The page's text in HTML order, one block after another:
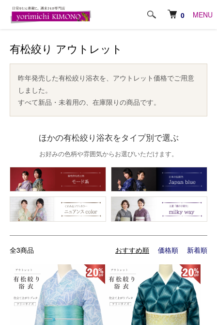
0 MENU
ホーム オリジナル商品 有松絞り 有松絞り アウトレット
有松絞り アウトレット
昨年発売した有松絞り浴衣を、アウトレット価格でご用意
しました。
すべて新品・未着用の、在庫限りの商品です。
ほかの有松絞り浴衣をタイプ別で選ぶ
お好みの色柄や雰囲気からお選びいただけます。
全3商品 おすすめ順 価格順 新着順